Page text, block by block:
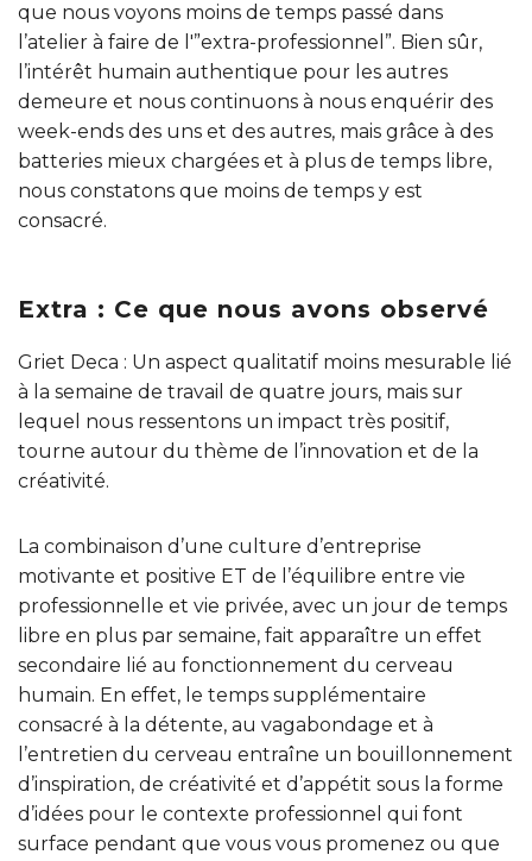
que nous voyons moins de temps passé dans
l’atelier à faire de l'”extra-professionnel”. Bien sûr,
l’intérêt humain authentique pour les autres
demeure et nous continuons à nous enquérir des
week-ends des uns et des autres, mais grâce à des
batteries mieux chargées et à plus de temps libre,
nous constatons que moins de temps y est
consacré.
Extra : Ce que nous avons observé
Griet Deca : Un aspect qualitatif moins mesurable lié
à la semaine de travail de quatre jours, mais sur
lequel nous ressentons un impact très positif,
tourne autour du thème de l’innovation et de la
créativité.
La combinaison d’une culture d’entreprise
motivante et positive ET de l’équilibre entre vie
professionnelle et vie privée, avec un jour de temps
libre en plus par semaine, fait apparaître un effet
secondaire lié au fonctionnement du cerveau
humain. En effet, le temps supplémentaire
consacré à la détente, au vagabondage et à
l’entretien du cerveau entraîne un bouillonnement
d’inspiration, de créativité et d’appétit sous la forme
d’idées pour le contexte professionnel qui font
surface pendant que vous vous promenez ou que